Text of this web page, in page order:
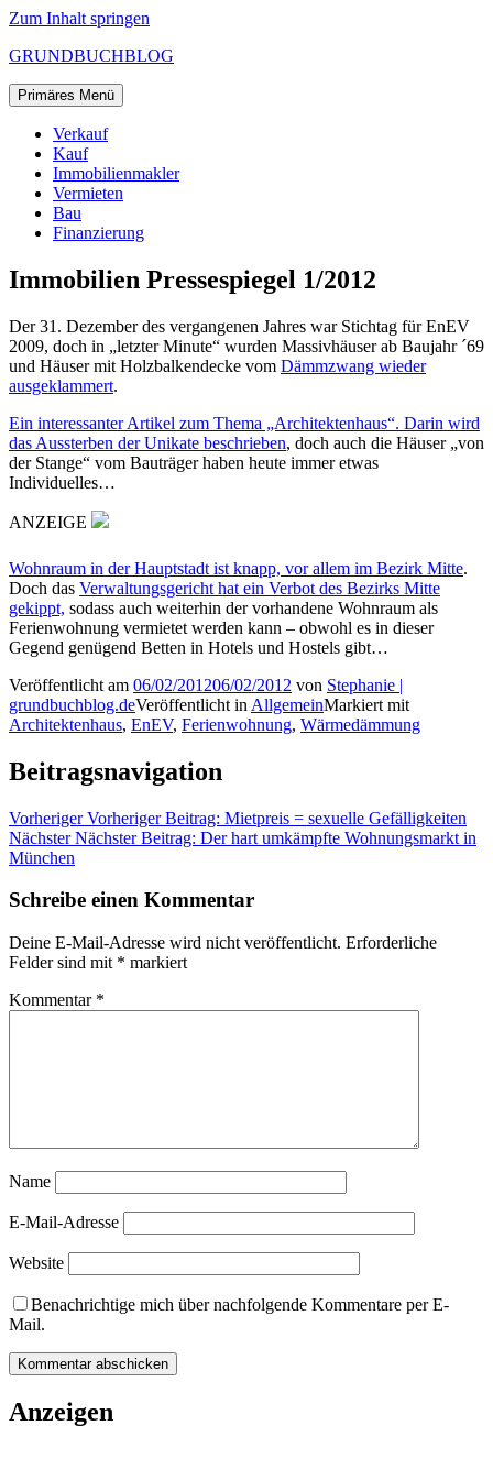
Zum Inhalt springen
GRUNDBUCHBLOG
Primäres Menü
Verkauf
Kauf
Immobilienmakler
Vermieten
Bau
Finanzierung
Immobilien Pressespiegel 1/2012
Der 31. Dezember des vergangenen Jahres war Stichtag für EnEV
2009, doch in „letzter Minute“ wurden Massivhäuser ab Baujahr ´69
und Häuser mit Holzbalkendecke vom Dämmzwang wieder
ausgeklammert.
Ein interessanter Artikel zum Thema „Architektenhaus“. Darin wird
das Aussterben der Unikate beschrieben, doch auch die Häuser „von
der Stange“ vom Bauträger haben heute immer etwas
Individuelles…
ANZEIGE
Wohnraum in der Hauptstadt ist knapp, vor allem im Bezirk Mitte.
Doch das Verwaltungsgericht hat ein Verbot des Bezirks Mitte
gekippt, sodass auch weiterhin der vorhandene Wohnraum als
Ferienwohnung vermietet werden kann – obwohl es in dieser
Gegend genügend Betten in Hotels und Hostels gibt…
Veröffentlicht am 06/02/201206/02/2012 von Stephanie |
grundbuchblog.deVeröffentlicht in AllgemeinMarkiert mit
Architektenhaus, EnEV, Ferienwohnung, Wärmedämmung
Beitragsnavigation
Vorheriger Vorheriger Beitrag: Mietpreis = sexuelle Gefälligkeiten
Nächster Nächster Beitrag: Der hart umkämpfte Wohnungsmarkt in
München
Schreibe einen Kommentar
Deine E-Mail-Adresse wird nicht veröffentlicht. Erforderliche
Felder sind mit * markiert
Kommentar *
Name
E-Mail-Adresse
Website
Benachrichtige mich über nachfolgende Kommentare per E-
Mail.
Anzeigen